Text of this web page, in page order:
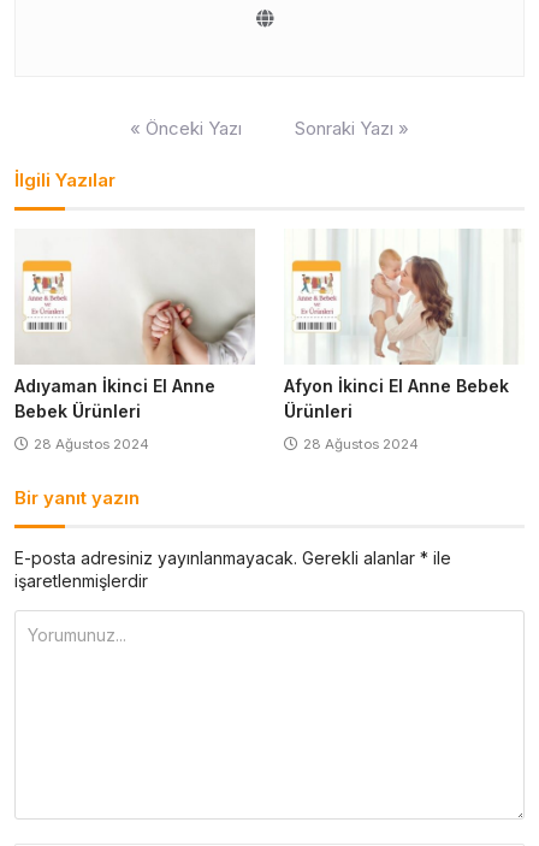
« Önceki Yazı Sonraki Yazı »
İlgili Yazılar
Adıyaman İkinci El Anne
Bebek Ürünleri
28 Ağustos 2024
Afyon İkinci El Anne Bebek
Ürünleri
28 Ağustos 2024
Bir yanıt yazın
E-posta adresiniz yayınlanmayacak. Gerekli alanlar * ile
işaretlenmişlerdir